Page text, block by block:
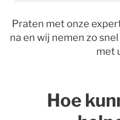
Praten met onze
na en wij nemen zo
met
Hoe